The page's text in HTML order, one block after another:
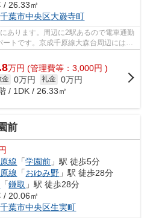
/ 26.33㎡
千葉市中央区大巌寺町
あります。周辺に2駅あるので電車通勤
トです。京成千原線大森台周辺には物
か...
万円 (管理費等：3,000円 )
金 0万円 礼金 0万円
/ 1DK / 26.33㎡
前
線 「学園前 」駅 徒歩5分
線 「おゆみ野 」駅 徒歩28分
「鎌取 」駅 徒歩28分
/ 20.06㎡
千葉市中央区生実町